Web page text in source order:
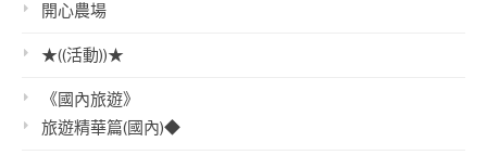
開心農場
★((活動))★
《國內旅遊》
旅遊精華篇(國內)◆